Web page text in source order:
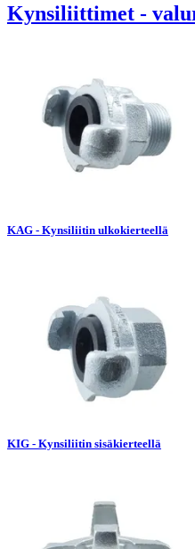
Kynsiliittimet -
KAG - Kynsiliitin ulkokierteellä
KIG - Kynsiliitin sisäkierteellä